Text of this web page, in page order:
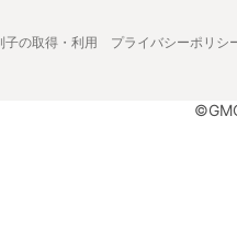
子の取得・利用 プライバシーポリシ